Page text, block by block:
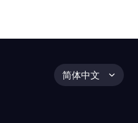
简体中文